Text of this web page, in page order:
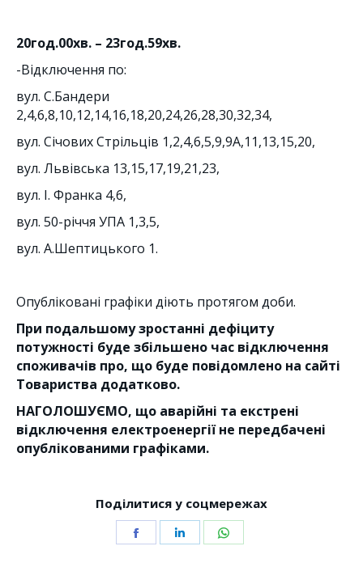
20год.00хв. – 23год.59хв.
-Відключення по:
вул. С.Бандери
2,4,6,8,10,12,14,16,18,20,24,26,28,30,32,34,
вул. Січових Стрільців 1,2,4,6,5,9,9А,11,13,15,20,
вул. Львівська 13,15,17,19,21,23,
вул. І. Франка 4,6,
вул. 50-річчя УПА 1,3,5,
вул. А.Шептицького 1.
Опубліковані графіки діють протягом доби.
При подальшому зростанні дефіциту
потужності буде збільшено час відключення
споживачів про, що буде повідомлено на сайті
Товариства додатково.
НАГОЛОШУЄМО, що аварійні та екстрені
відключення електроенергії не передбачені
опублікованими графіками.
Поділитися у соцмережах
Share
Share